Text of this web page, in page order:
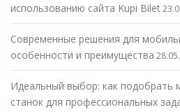
использованию сайта Kupi Bilet
Современные решения для
особенности и преимущества
Идеальный выбор: как подобрать
станок для профессиональных